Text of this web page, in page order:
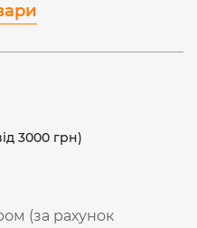
3000 грн)
(за рахунок